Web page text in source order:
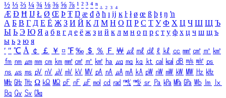
½ ⅓ ⅔ ¼ ¾ ⅛ ⅜ ⅝ ⅞ ¹ ² ³ ⁴ ⁿ ₁ ₂ ₃ ₄
Æ Ð Ħ Ĳ Ł Ø Œ Þ Ŧ Ŋ æ đ ð ħ ı ĳ ĸ ŀ ł ø œ ß þ ŧ ŋ ŉ
А Б В Г Д Е Ё Ж З И Й К Л М Н О П Р С Т У Ф Х Ц Ч Ш Щ Ъ
Ы Ь Э Ю Я а б в г д е ё ж з и й к л м н о п р с т у ф х ц ч ш щ ъ
ы ь э ю я
′ ″ ℃ Å ￠ ￡ ￥ ¤ ℉ ‰ ＄ ％ Ｆ ￦ ㎕ ㎖ ㎗ ℓ ㎘ ㏄ ㎣ ㎤ ㎥ ㎦
㎙ ㎚ ㎛ ㎜ ㎝ ㎞ ㎟ ㎠ ㎡ ㎢ ㏊ ㎍ ㎎ ㎏ ㏏ ㎈ ㎉ ㏈ ㎧ ㎨ ㎰
㎱ ㎲ ㎳ ㎴ ㎵ ㎶ ㎷ ㎸ ㎹ ㎀ ㎁ ㎂ ㎃ ㎄ ㎺ ㎻ ㎽ ㎾ ㎿ ㎐ ㎑
㎒ ㎓ ㎔ Ω ㏀ ㏁ ㎊ ㎋ ㎌ ㏖ ㏅ ㎭ ㎮ ㎯ ㏛ ㎩ ㎪ ㎫ ㎬ ㏝ ㏐
㏓
㏃ ㏉ ㏜ ㏆